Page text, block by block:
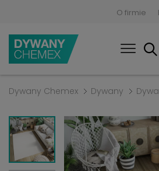
O firmie
Dywany Chemex Dywany